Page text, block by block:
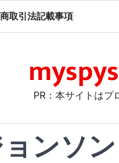
取引法記載事項
PR：本サイトはプ
ンソン